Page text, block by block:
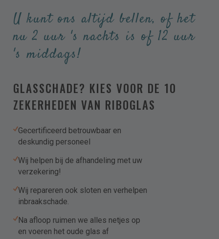
Kies uw product/dienst
Kies uw product(en)
Meer toevoegen
U kunt ons altijd bellen, of het
nu 2 uur 's nachts is of 12 uur
's middags!
GLASSCHADE? KIES VOOR DE 10
ZEKERHEDEN VAN RIBOGLAS
Gecertificeerd betrouwbaar en
deskundig personeel
Wij helpen bij de afhandeling met uw
verzekering!
Wij repareren ook sloten en verhelpen
inbraakschade.
Na afloop ruimen we alles netjes op
en voeren het oude glas af